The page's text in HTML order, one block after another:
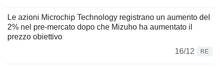
Le azioni Microchip Technology registrano un aumento del
2% nel pre-mercato dopo che Mizuho ha aumentato il
prezzo obiettivo
16/12
RE